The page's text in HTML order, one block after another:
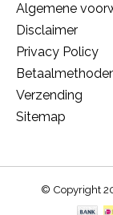
Algemene
Disclaimer
Privacy Policy
Verzending
Sitemap
© Copyright